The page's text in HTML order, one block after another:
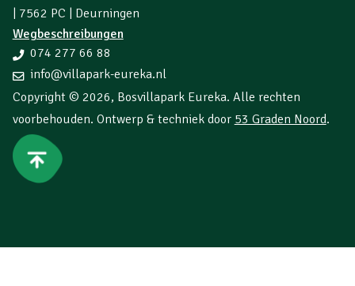
| 7562 PC | Deurningen
Wegbeschreibungen
074 277 66 88
info@villapark-eureka.nl
Copyright © 2026, Bosvillapark Eureka. Alle rechten
voorbehouden. Ontwerp & techniek door 53 Graden Noord.